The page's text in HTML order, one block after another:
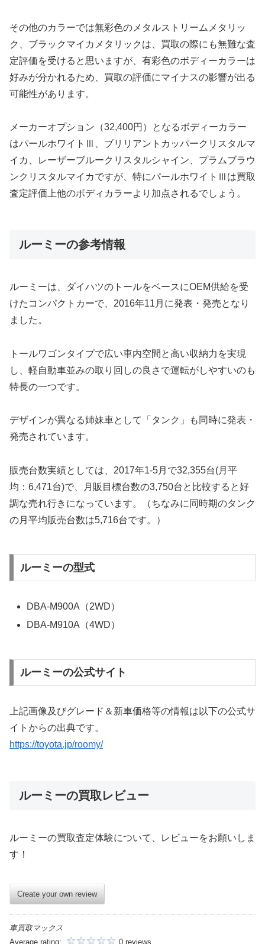
その他のカラーでは無彩色のメタルストリームメタリッ
ク、ブラックマイカメタリックは、買取の際にも無難な査
定評価を受けると思いますが、有彩色のボディーカラーは
好みが分かれるため、買取の評価にマイナスの影響が出る
可能性があります。
メーカーオプション（32,400円）となるボディーカラー
はパールホワイトⅢ、ブリリアントカッパークリスタルマ
イカ、レーザーブルークリスタルシャイン、プラムブラウ
ンクリスタルマイカですが、特にパールホワイトⅢは買取
査定評価上他のボディカラーより加点されるでしょう。
ルーミーの参考情報
ルーミーは、ダイハツのトールをベースにOEM供給を受
けたコンパクトカーで、2016年11月に発表・発売となり
ました。
トールワゴンタイプで広い車内空間と高い収納力を実現
し、軽自動車並みの取り回しの良さで運転がしやすいのも
特長の一つです。
デザインが異なる姉妹車として「タンク」も同時に発表・
発売されています。
販売台数実績としては、2017年1-5月で32,355台(月平
均：6,471台)で、月販目標台数の3,750台と比較すると好
調な売れ行きになっています。（ちなみに同時期のタンク
の月平均販売台数は5,716台です。）
ルーミーの型式
DBA-M900A（2WD）
DBA-M910A（4WD）
ルーミーの公式サイト
上記画像及びグレード＆新車価格等の情報は以下の公式サ
イトからの出典です。
https://toyota.jp/roomy/
ルーミーの買取レビュー
ルーミーの買取査定体験について、レビューをお願いしま
す！
Create your own review
車買取マックス
Average rating:
0 reviews